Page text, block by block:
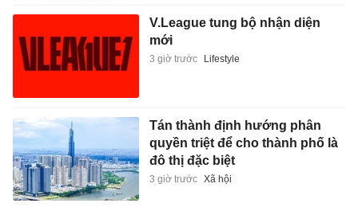
V.League tung bộ nhận diện
mới
3 giờ trước Lifestyle
Tán thành định hướng phân
quyền triệt để cho thành phố là
đô thị đặc biệt
3 giờ trước Xã hội